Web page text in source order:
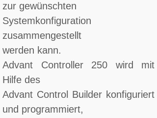
zur gewünschten
Systemkonfiguration
zusammengestellt
werden kann.
Advant Controller 250 wird mit
Hilfe des
Advant Control Builder konfiguriert
und programmiert,